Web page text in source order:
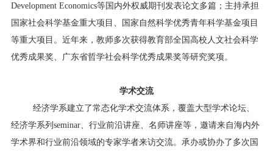
Development Economics等国内外权威期刊发表论文多篇；主持承担
国家社会科学基金重大项目、国家自然科学优秀青年科学基金项目
等重大项目。近年来，教师多次获得教育部全国高校人文社会科学
优秀成果奖、广东省哲学社会科学优秀成果奖等研究奖项。
学术交流
经济学系建立了常态化学术交流体系，覆盖大型学术论坛、
经济学系列 seminar、行业前沿讲座、名师讲座等，邀请来自海内外
学术界和行业前沿领域的专家学者来访交流。承办或协办了多次国